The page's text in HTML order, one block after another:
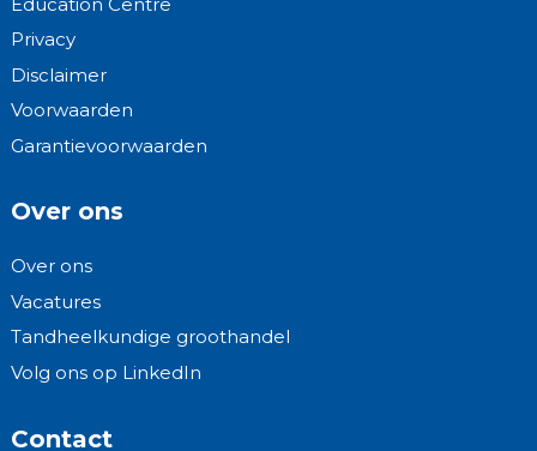
Privacy
Disclaimer
Voorwaarden
Garantievoorwaarden
Over ons
Over ons
Vacatures
Tandheelkundige groothandel
Volg ons op LinkedIn
Contact